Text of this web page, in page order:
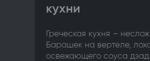
кухни
Греческая кухня –
Барашек на вертеле,
освежающего соуса